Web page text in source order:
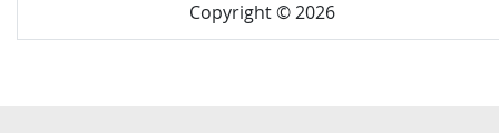
Copyright © 2026